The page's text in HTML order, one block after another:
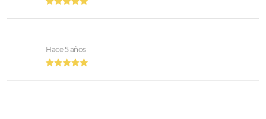
Hace 5 años